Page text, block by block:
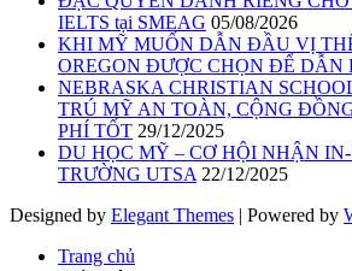
IELTS tại SMEAG 05/08/2026
KHI MỸ MUỐN DẪN ĐẦU VỊ
OREGON ĐƯỢC CHỌN ĐỂ DẪN
NEBRASKA CHRISTIAN
TRÚ MỸ AN TOÀN, CỘNG
PHÍ TỐT 29/12/2025
DU HỌC MỸ – CƠ HỘI NHẬN
TRƯỜNG UTSA 22/12/2025
Designed by Elegant Themes | Powered by
Trang chủ